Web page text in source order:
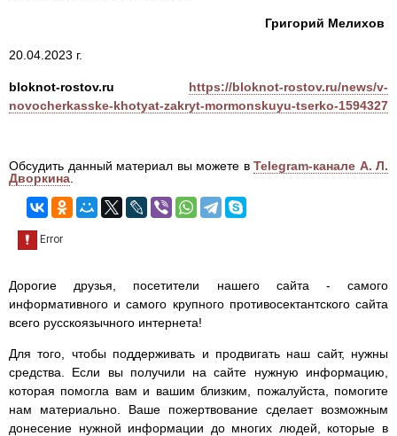
Григорий Мелихов
20.04.2023 г.
bloknot-rostov.ru
https://bloknot-rostov.ru/news/v-
novocherkasske-khotyat-zakryt-mormonskuyu-tserko-1594327
Обсудить данный материал вы можете в Telegram-канале А. Л.
Дворкина
Дорогие друзья, посетители нашего сайта - самого
информативного и самого крупного противосектантского сайта
всего русскоязычного интернета!
Для того, чтобы поддерживать и продвигать наш сайт, нужны
средства. Если вы получили на сайте нужную информацию,
которая помогла вам и вашим близким, пожалуйста, помогите
нам материально. Ваше пожертвование сделает возможным
донесение нужной информации до многих людей, которые в